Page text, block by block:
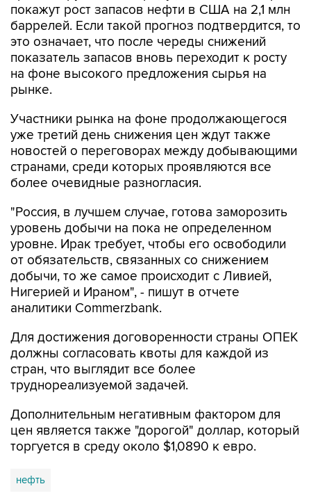
это означает, что после череды снижений
показатель запасов вновь переходит к росту
на фоне высокого предложения сырья на
рынке.
Участники рынка на фоне продолжающегося
новостей о переговорах между добывающими
странами, среди которых проявляются все
более очевидные разногласия.
"Россия, в лучшем случае, готова заморозить
уровне. Ирак требует, чтобы его освободили
от обязательств, связанных со снижением
добычи, то же самое происходит с Ливией,
Нигерией и Ираном", - пишут в отчете
аналитики Commerzbank.
Для достижения договоренности страны ОПЕК
стран, что выглядит все более
труднореализуемой задачей.
Дополнительным негативным фактором для
торгуется в среду около $1,0890 к евро.
нефть